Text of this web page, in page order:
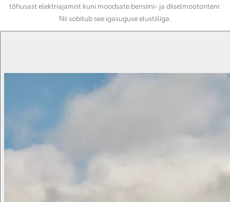
tõhusast elektriajamist kuni moodsate bensiini- ja diiselmootoriteni.
Nii sobitub see igasuguse elustiiliga.